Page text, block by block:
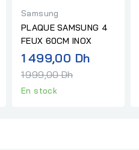
Samsung
PLAQUE SAMSUNG 4
FEUX 60CM INOX
1 499,00 DhPrix
1 999,00 Dh
En stock